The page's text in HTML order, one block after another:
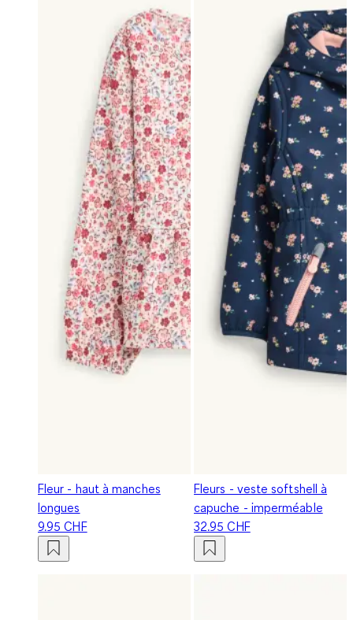
Fleur - haut à manches
longues
9.95 CHF
Fleurs - veste softshell à
capuche - imperméable
32.95 CHF